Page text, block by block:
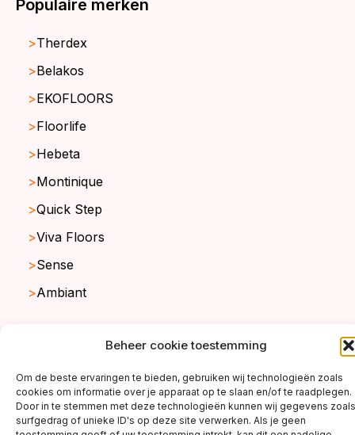
Beheer cookie toestemming
Om de beste ervaringen te bieden, gebruiken wij technologieën zoals
cookies om informatie over je apparaat op te slaan en/of te raadplegen.
Door in te stemmen met deze technologieën kunnen wij gegevens zoals
surfgedrag of unieke ID's op deze site verwerken. Als je geen
Populaire merken
Therdex
Belakos
EKOFLOORS
Floorlife
Hebeta
Montinique
Quick Step
Viva Floors
Sense
Ambiant